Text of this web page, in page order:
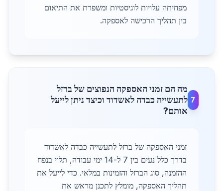
מפחיתה עלויות לוגיסטיות ומשפרת את התיאום
בין תהליך הרכישה לאספקה.
7
מה הם זמני האספקה הנפוצים של ברזל
לתעשייה כבדה לאשדוד וכיצד ניתן לייעל
אותם?
זמני האספקה של ברזל לתעשייה כבדה לאשדוד
בדרך כלל נעים בין 7 ל-14 ימי עבודה, תלוי בנפח
ההזמנה, סוג הברזל והזמינות במלאי. כדי לייעל את
תהליך האספקה, מומלץ לתכנן מראש את